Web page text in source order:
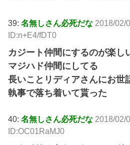
39:名無しさん必死だな 2018/02/
ID:n+E4/fDT0
カジート仲間にするのが楽し
マジハド仲間にしてる
長いことリディアさんにお世
執事で落ち着いて貰った
40:名無しさん必死だな 2018/02/
ID:OC01RaMJ0